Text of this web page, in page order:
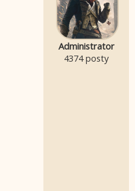
Administrator
4374 posty